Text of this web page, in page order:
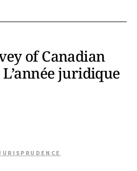
of Canadian
juridique